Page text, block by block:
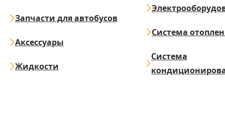
Запчасти для автобусов
Аксессуары
Жидкости
Система
Система